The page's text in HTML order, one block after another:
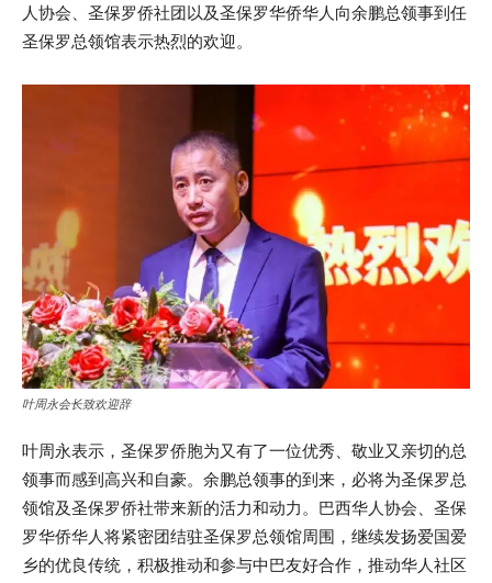
人协会、圣保罗侨社团以及圣保罗华侨华人向余鹏总领事到任
圣保罗总领馆表示热烈的欢迎。
叶周永会长致欢迎辞
叶周永表示，圣保罗侨胞为又有了一位优秀、敬业又亲切的总
领事而感到高兴和自豪。余鹏总领事的到来，必将为圣保罗总
领馆及圣保罗侨社带来新的活力和动力。巴西华人协会、圣保
罗华侨华人将紧密团结驻圣保罗总领馆周围，继续发扬爱国爱
乡的优良传统，积极推动和参与中巴友好合作，推动华人社区